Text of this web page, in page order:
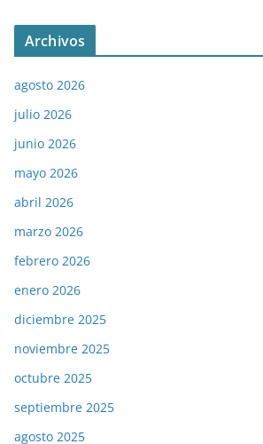
Archivos
agosto 2026
julio 2026
junio 2026
mayo 2026
abril 2026
marzo 2026
febrero 2026
enero 2026
diciembre 2025
noviembre 2025
octubre 2025
septiembre 2025
agosto 2025